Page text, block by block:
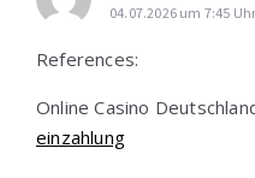
04.07.2026 um 7:45 Uhr
References:
Online Casino
einzahlung